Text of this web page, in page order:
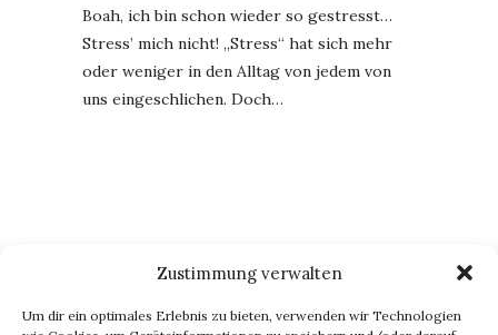
Zustimmung verwalten
Um dir ein optimales Erlebnis zu bieten, verwenden wir Technologien
Boah, ich bin schon wieder so gestresst…
Stress’ mich nicht! „Stress“ hat sich mehr
oder weniger in den Alltag von jedem von
uns eingeschlichen. Doch…
BLOG VIA E-MAIL ABONNIEREN
Du willst keinen Blogpost verpassen? Dann gib Deine E-Mail-